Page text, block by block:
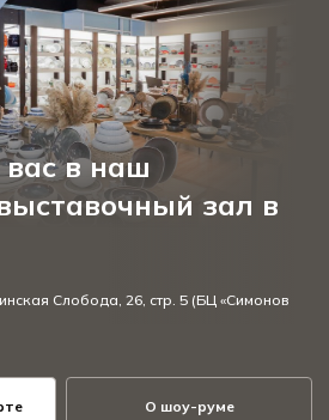
в наш
зал в
Слобода, 26, стр. 5 (БЦ «Симонов
О шоу-руме